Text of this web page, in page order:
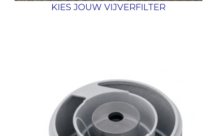
KIES JOUW VIJVERFILTER